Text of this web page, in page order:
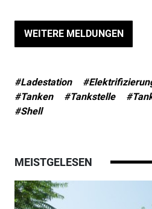
WEITERE MELDUNGEN
#Ladestation
#Tanken
#Tankstelle
#Shell
MEISTGELESEN